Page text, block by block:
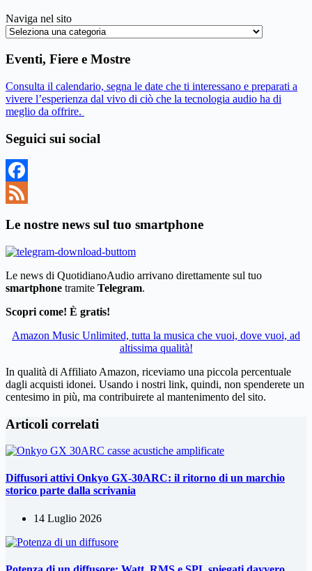
Naviga nel sito
Eventi, Fiere e Mostre
Consulta il calendario, segna le date che ti interessano e preparati a
vivere l’esperienza dal vivo di ciò che la tecnologia audio ha di
meglio da offrire.
Seguici sui social
Facebook
Le nostre news sul tuo smartphone
Le news di QuotidianoAudio arrivano direttamente sul tuo
smartphone tramite Telegram.
Scopri come! È gratis!
Amazon Music Unlimited, tutta la musica che vuoi, dove vuoi, ad
altissima qualità!
In qualità di Affiliato Amazon, riceviamo una piccola percentuale
dagli acquisti idonei. Usando i nostri link, quindi, non spenderete un
centesimo in più, ma contribuirete al mantenimento del sito.
Articoli correlati
Diffusori attivi Onkyo GX-30ARC: il ritorno di un marchio
storico parte dalla scrivania
14 Luglio 2026